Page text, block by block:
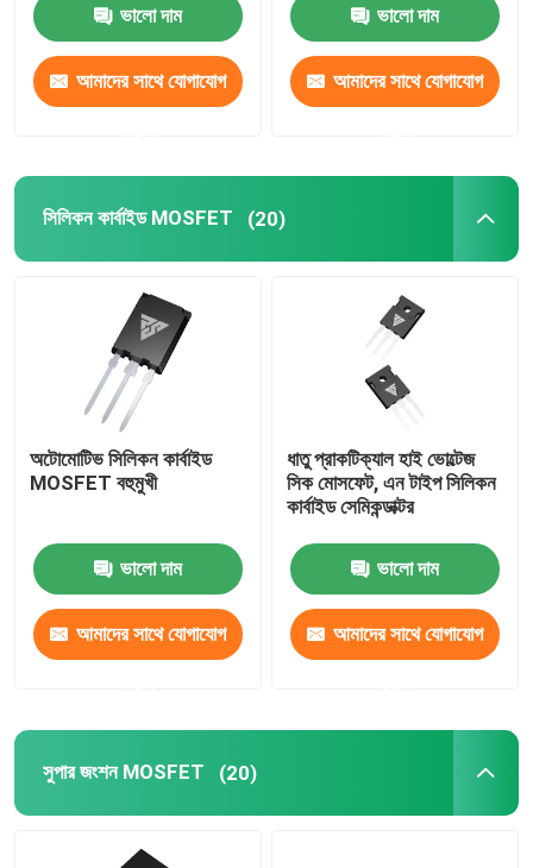
পণ্য
আমাদের সম্পর্কে
ভালো দাম
আমাদের সাথে যোগাযোগ
ভালো দাম
আমাদের সাথে যোগাযোগ
সিলিকন কার্বাইড MOSFET (20)
অটোমোটিভ সিলিকন কার্বাইড
MOSFET বহুমুখী
ভালো দাম
আমাদের সাথে যোগাযোগ
ধাতু প্রাকটিক্যাল হাই ভোল্টেজ
সিক মোসফেট, এন টাইপ সিলিকন
কার্বাইড সেমিকন্ডাক্টর
ভালো দাম
আমাদের সাথে যোগাযোগ
সুপার জংশন MOSFET (20)